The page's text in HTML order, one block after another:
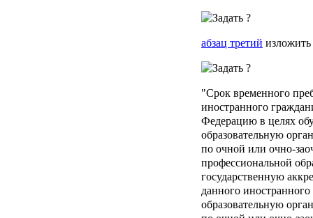
абзац третий
"Срок временного
иностранного
Федерацию в целях
образовательную
по очной или очно-
профессиональной
государственную
данного
образовательную